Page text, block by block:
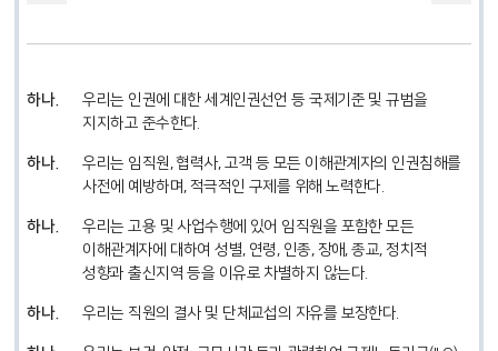
우리는 인권에 대한 세계인권선언 등 국제기준 및 규범을
지지하고 준수한다.
우리는 임직원, 협력사, 고객 등 모든 이해관계자의 인권침해를
사전에 예방하며, 적극적인 구제를 위해 노력한다.
우리는 고용 및 사업수행에 있어 임직원을 포함한 모든
이해관계자에 대하여 성별, 연령, 인종, 장애, 종교, 정치적
성향과 출신지역 등을 이유로 차별하지 않는다.
우리는 직원의 결사 및 단체교섭의 자유를 보장한다.